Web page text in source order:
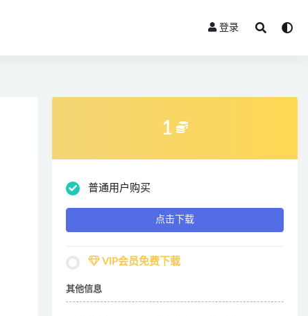
登录
1
普通用户购买
点击下载
VIP会员免费下载
其他信息